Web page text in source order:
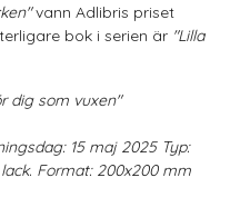
vann Adlibris priset
bok i serien är "Lilla
dig som vuxen"
15 maj 2025 Typ:
Format: 200x200 mm